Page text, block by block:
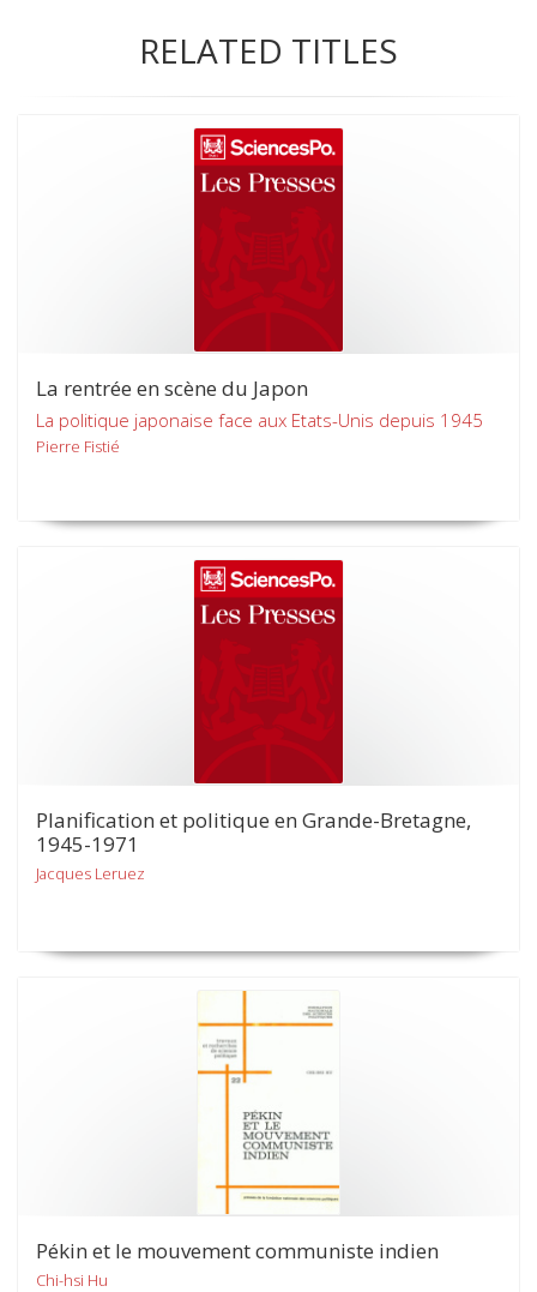
RELATED TITLES
La rentrée en scène du Japon
La politique japonaise face aux Etats-Unis depuis 1945
Pierre Fistié
Planification et politique en Grande-Bretagne,
1945-1971
Jacques Leruez
Pékin et le mouvement communiste indien
Chi-hsi Hu